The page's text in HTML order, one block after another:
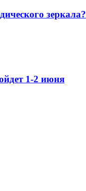
зеркала?
1-2 июня